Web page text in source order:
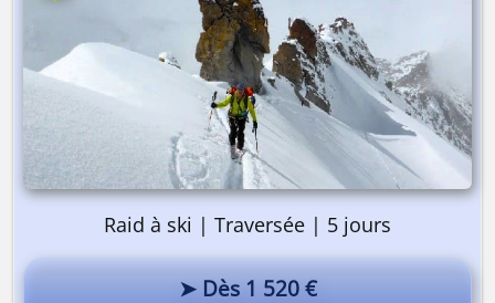
Raid à ski | Traversée | 5 jours
➤ Dès 1 520 €